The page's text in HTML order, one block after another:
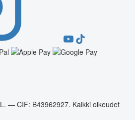
— CIF: B43962927. Kaikki oikeudet